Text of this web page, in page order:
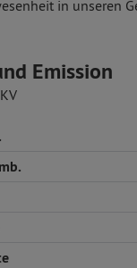
in unseren
Emission